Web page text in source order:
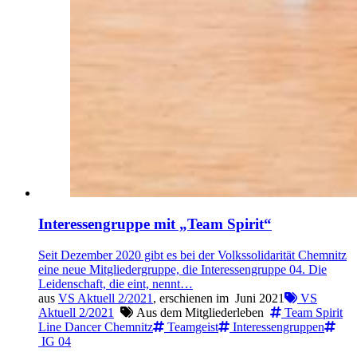
Interessengruppe mit „Team Spirit“
Seit Dezember 2020 gibt es bei der Volkssolidarität Chemnitz
eine neue Mitgliedergruppe, die Interessengruppe 04. Die
Leidenschaft, die eint, nennt…
aus VS Aktuell 2/2021 , erschienen im Juni 2021
VS
Aktuell 2/2021
Aus dem Mitgliederleben
Team Spirit
Line Dancer Chemnitz
Teamgeist
Interessengruppen
IG 04